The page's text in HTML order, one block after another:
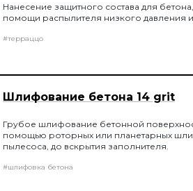
Нанесение защитного состава для
помощи распылителя низкого
#терраццо
Шлифование бетона 14 grit
Грубое шлифование бетонной
помощью роторных или планетарных
пылесоса, до вскрытия заполнителя.
#шлифовка бетона